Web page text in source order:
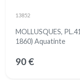
13852
MOLLUSQUES,
1860) Aquatinte
90 €